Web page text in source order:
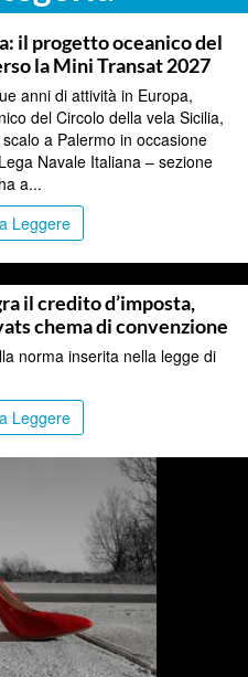
il progetto oceanico del
la Mini Transat 2027
anni di attività in Europa,
del Circolo della vela Sicilia,
a Palermo in occasione
Navale Italiana – sezione
a...
Leggere
il credito d’imposta,
chema di convenzione
norma inserita nella legge di
Leggere